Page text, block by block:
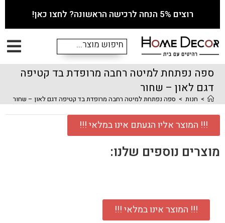
רוצים 5% הנחה לרכישה הראשונה? לחצו כאן!
ספה נפתחת למיטה רחבה מרופדת בד קטיפה
דגם לאון – שחור
> חנות > ספה נפתחת למיטה רחבה מרופדת בד קטיפה דגם לאון – שחור
!!! המוצר אליו הגעתם אינו במלאי !!!
מוצרים נוספים שלנו:
!!! המוצר אינו במלאי !!!